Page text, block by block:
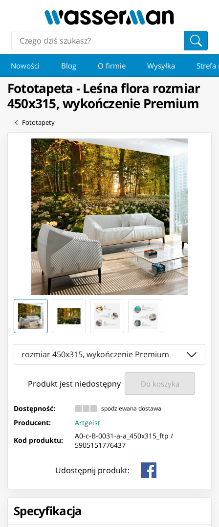
Nowości Blog O firmie Wysyłka Strefa
Fototapeta - Leśna flora rozmiar
450x315, wykończenie Premium
Fototapety
rozmiar 450x315, wykończenie Premium
Produkt jest niedostępny Do koszyka
Dostępność: spodziewana dostawa
Producent:
Artgeist
Kod produktu:
A0-c-B-0031-a-a_450x315_ftp /
5905151776437
Udostępnij produkt:
Specyfikacja